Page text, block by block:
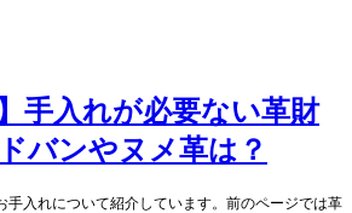
手入れが必要ない革財
バンやヌメ革は？
手入れについて紹介しています。前のページでは革